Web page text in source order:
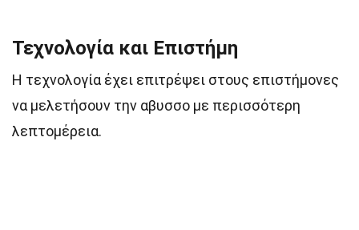
Τεχνολογία και Επιστήμη
Η τεχνολογία έχει επιτρέψει στους επιστήμονες
να μελετήσουν την αβυσσο με περισσότερη
λεπτομέρεια.